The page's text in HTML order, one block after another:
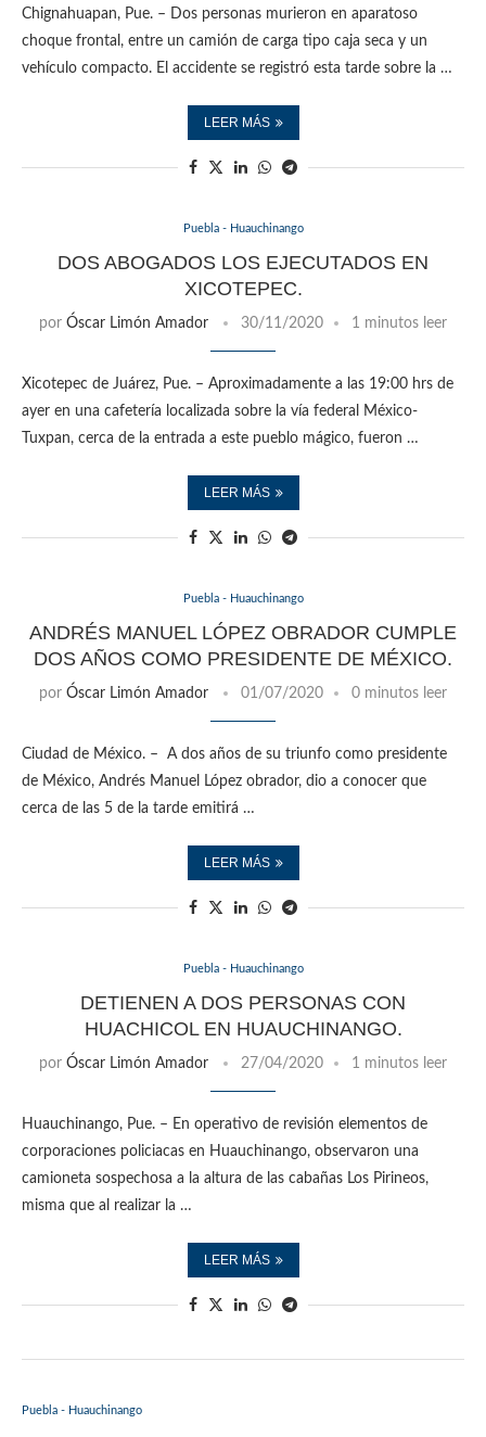
Chignahuapan, Pue. – Dos personas murieron en aparatoso
choque frontal, entre un camión de carga tipo caja seca y un
vehículo compacto. El accidente se registró esta tarde sobre la …
LEER MÁS
Puebla - Huauchinango
DOS ABOGADOS LOS EJECUTADOS EN
XICOTEPEC.
por Óscar Limón Amador 30/11/2020 1 minutos leer
Xicotepec de Juárez, Pue. – Aproximadamente a las 19:00 hrs de
ayer en una cafetería localizada sobre la vía federal México-
Tuxpan, cerca de la entrada a este pueblo mágico, fueron …
LEER MÁS
Puebla - Huauchinango
ANDRÉS MANUEL LÓPEZ OBRADOR CUMPLE
DOS AÑOS COMO PRESIDENTE DE MÉXICO.
por Óscar Limón Amador 01/07/2020 0 minutos leer
Ciudad de México. – A dos años de su triunfo como presidente
de México, Andrés Manuel López obrador, dio a conocer que
cerca de las 5 de la tarde emitirá …
LEER MÁS
Puebla - Huauchinango
DETIENEN A DOS PERSONAS CON
HUACHICOL EN HUAUCHINANGO.
por Óscar Limón Amador 27/04/2020 1 minutos leer
Huauchinango, Pue. – En operativo de revisión elementos de
corporaciones policiacas en Huauchinango, observaron una
camioneta sospechosa a la altura de las cabañas Los Pirineos,
misma que al realizar la …
LEER MÁS
Puebla - Huauchinango